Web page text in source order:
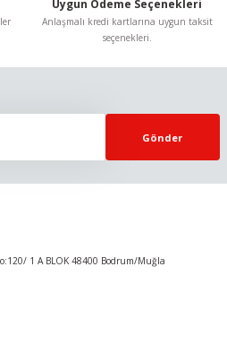
Uygun Ödeme Seçenekleri
Anlaşmalı kredi kartlarına uygun taksit
seçenekleri.
Gönder
1 A BLOK 48400 Bodrum/Muğla